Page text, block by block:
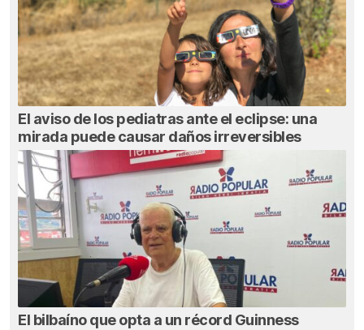
El aviso de los pediatras ante el eclipse: una
mirada puede causar daños irreversibles
El bilbaíno que opta a un récord Guinness